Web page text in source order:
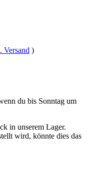
Versand )
du bis Sonntag um
in unserem Lager.
wird, könnte dies das